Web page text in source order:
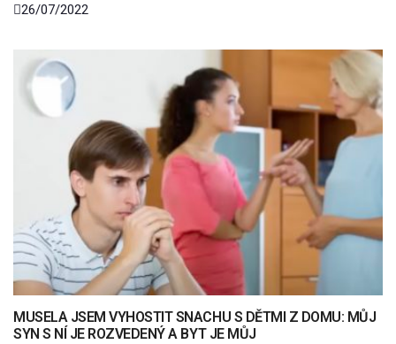
26/07/2022
MUSELA JSEM VYHOSTIT SNACHU S DĚTMI Z DOMU: MŮJ
SYN S NÍ JE ROZVEDENÝ A BYT JE MŮJ